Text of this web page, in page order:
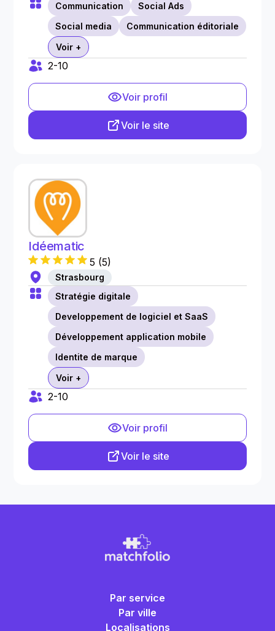
Communication
Social Ads
Social media
Communication éditoriale
Voir +
2-10
Voir profil
Voir le site
Idéematic
5 (5)
Strasbourg
Stratégie digitale
Developpement de logiciel et SaaS
Développement application mobile
Identite de marque
Voir +
2-10
Voir profil
Voir le site
Par service
Par ville
Localisations